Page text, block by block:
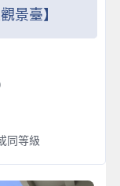
景臺】
同等級